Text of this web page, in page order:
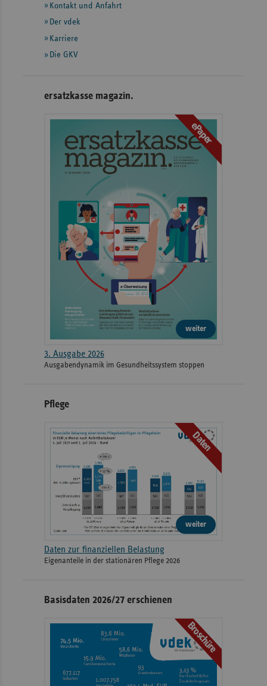
InformationenKontakt und Anfahrt
Der vdek
Karriere
Die GKV
ersatzkasse magazin.
ePaper
weiter
3. Ausgabe 2026
Ausgabendynamik im Gesundheitssystem stoppen
Pflege
Daten
weiter
Daten zur finanziellen Belastung
Eigenanteile in der stationären Pflege 2026
Basisdaten 2026/27 erschienen
Broschüre